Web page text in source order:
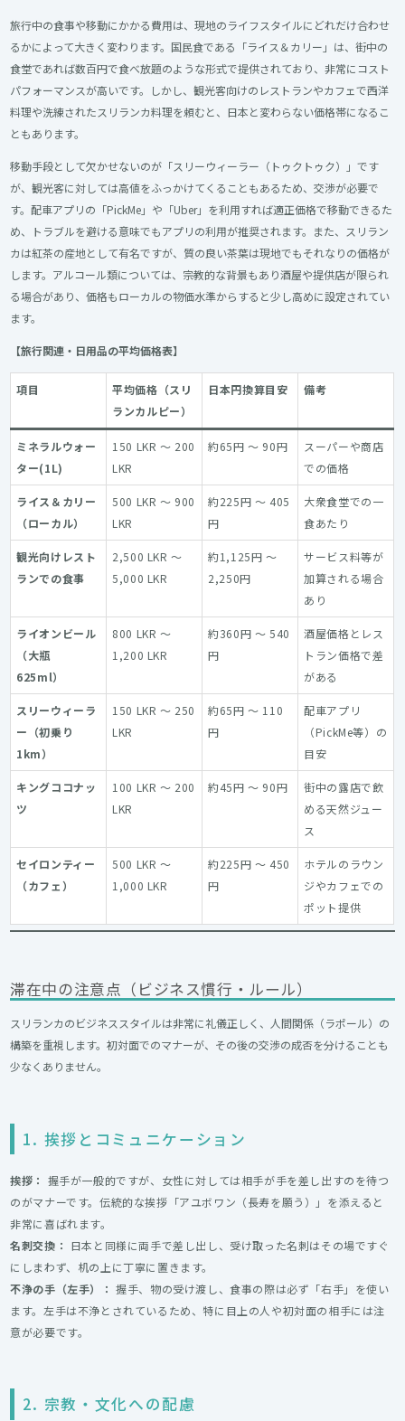
旅行中の食事や移動にかかる費用は、現地のライフスタイルにどれだけ合わせ
るかによって大きく変わります。国民食である「ライス＆カリー」は、街中の
食堂であれば数百円で食べ放題のような形式で提供されており、非常にコスト
パフォーマンスが高いです。しかし、観光客向けのレストランやカフェで西洋
料理や洗練されたスリランカ料理を頼むと、日本と変わらない価格帯になるこ
ともあります。
移動手段として欠かせないのが「スリーウィーラー（トゥクトゥク）」です
が、観光客に対しては高値をふっかけてくることもあるため、交渉が必要で
す。配車アプリの「PickMe」や「Uber」を利用すれば適正価格で移動できるた
め、トラブルを避ける意味でもアプリの利用が推奨されます。また、スリラン
カは紅茶の産地として有名ですが、質の良い茶葉は現地でもそれなりの価格が
します。アルコール類については、宗教的な背景もあり酒屋や提供店が限られ
る場合があり、価格もローカルの物価水準からすると少し高めに設定されてい
ます。
【旅行関連・日用品の平均価格表】
項目
平均価格（スリ
ランカルピー）
日本円換算目安 備考
ミネラルウォー
ター(1L)
150 LKR ～ 200
LKR
約65円 ～ 90円
スーパーや商店
での価格
ライス＆カリー
（ローカル）
500 LKR ～ 900
LKR
約225円 ～ 405
円
大衆食堂での一
食あたり
観光向けレスト
ランでの食事
2,500 LKR ～
5,000 LKR
約1,125円 ～
2,250円
サービス料等が
加算される場合
あり
ライオンビール
（大瓶
625ml）
800 LKR ～
1,200 LKR
約360円 ～ 540
円
酒屋価格とレス
トラン価格で差
がある
スリーウィーラ
ー（初乗り
1km）
150 LKR ～ 250
LKR
約65円 ～ 110
円
配車アプリ
（PickMe等）の
目安
キングココナッ
ツ
100 LKR ～ 200
LKR
約45円 ～ 90円
街中の露店で飲
める天然ジュー
ス
セイロンティー
（カフェ）
500 LKR ～
1,000 LKR
約225円 ～ 450
円
ホテルのラウン
ジやカフェでの
ポット提供
滞在中の注意点（ビジネス慣行・ルール）
スリランカのビジネススタイルは非常に礼儀正しく、人間関係（ラポール）の
構築を重視します。初対面でのマナーが、その後の交渉の成否を分けることも
少なくありません。
1. 挨拶とコミュニケーション
挨拶： 握手が一般的ですが、女性に対しては相手が手を差し出すのを待つ
のがマナーです。伝統的な挨拶「アユボワン（長寿を願う）」を添えると
非常に喜ばれます。
名刺交換： 日本と同様に両手で差し出し、受け取った名刺はその場ですぐ
にしまわず、机の上に丁寧に置きます。
不浄の手（左手）： 握手、物の受け渡し、食事の際は必ず「右手」を使い
ます。左手は不浄とされているため、特に目上の人や初対面の相手には注
意が必要です。
2. 宗教・文化への配慮